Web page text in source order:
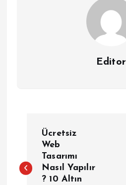
Editor
z
Ücretsiz
Web
Tasarımı
Nasıl Yapılır
? 10 Altın